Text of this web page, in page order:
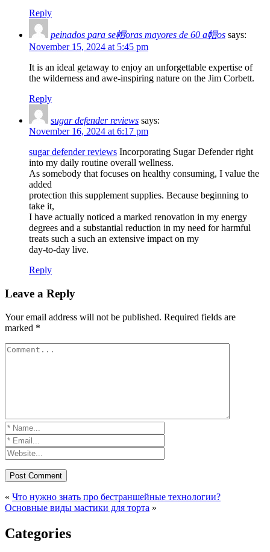
Reply
peinados para se帽oras mayores de 60 a帽os says:
November 15, 2024 at 5:45 pm
It is an ideal getaway to enjoy an unforgettable expertise of
the wilderness and awe-inspiring nature on the Jim Corbett.
Reply
sugar defender reviews says:
November 16, 2024 at 6:17 pm
sugar defender reviews Incorporating Sugar Defender right
into my daily routine overall wellness.
As somebody that focuses on healthy consuming, I value the
added
protection this supplement supplies. Because beginning to
take it,
I have actually noticed a marked renovation in my energy
degrees and a substantial reduction in my need for harmful
treats such a such an extensive impact on my
day-to-day live.
Reply
Leave a Reply
Your email address will not be published. Required fields are
marked *
« Что нужно знать про бестраншейные технологии?
Основные виды мастики для торта »
Categories